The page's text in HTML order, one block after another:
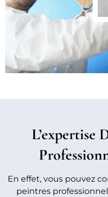
L’expertise
En effet, vous pouvez
peintres